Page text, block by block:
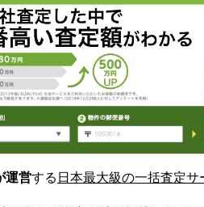
運営する 日本最大級の一括査定サ